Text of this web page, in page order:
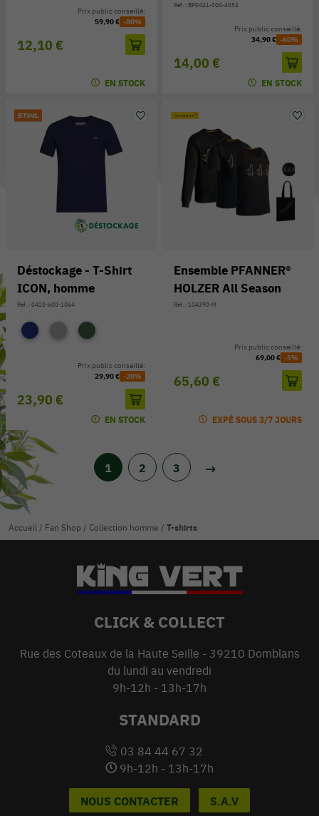
12,10 €
Prix public conseillé:
59,90 € -80%
EN STOCK
Réf. : BP0421-300-4052
14,00 €
Prix public conseillé:
34,90 € -60%
EN STOCK
Déstockage - T-Shirt
ICON, homme
Réf. : 0420-600-1064
23,90 €
Prix public conseillé:
29,90 € -20%
EN STOCK
Ensemble PFANNER®
HOLZER All Season
Réf. : 104390-M
65,60 €
Prix public conseillé:
69,00 € -5%
EXPÉ SOUS 3/7 JOURS
1 2 3
Accueil / Fan Shop / Collection homme / T-shirts
CLICK & COLLECT
Rue des Coteaux de la Haute Seille - 39210 Domblans
du lundi au vendredi
9h-12h - 13h-17h
STANDARD
03 84 44 67 32
9h-12h - 13h-17h
NOUS CONTACTER S.A.V